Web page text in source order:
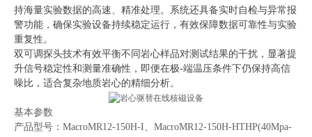
持海量实验数据的高速、精准处理。系统还具备实时自检与异常报
警功能，确保实验设备持续稳定运行，有效保障数据可靠性与实验
重复性。
双可调探头技术有效平衡不同岩心样品对测试结果的干扰，显著提
升信号稳定性和测量准确性，即便在极-端温压条件下仍保持高信
噪比 ，适合复杂地质岩心的精细分析。
基本参数
产品型号：MacroMR12-150H-I
MacroMR12-150H-HTHP(40Mpa-